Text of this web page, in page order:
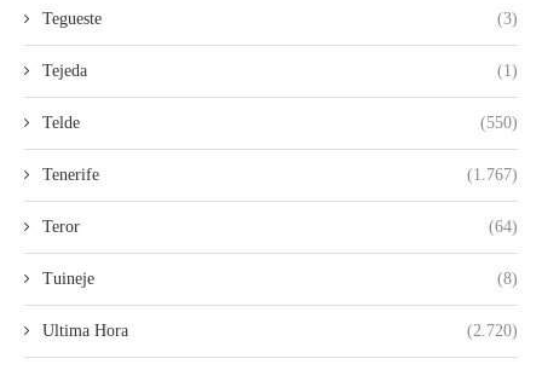
Tegueste (3)
Tejeda (1)
Telde (550)
Tenerife (1.767)
Teror (64)
Tuineje (8)
Ultima Hora (2.720)